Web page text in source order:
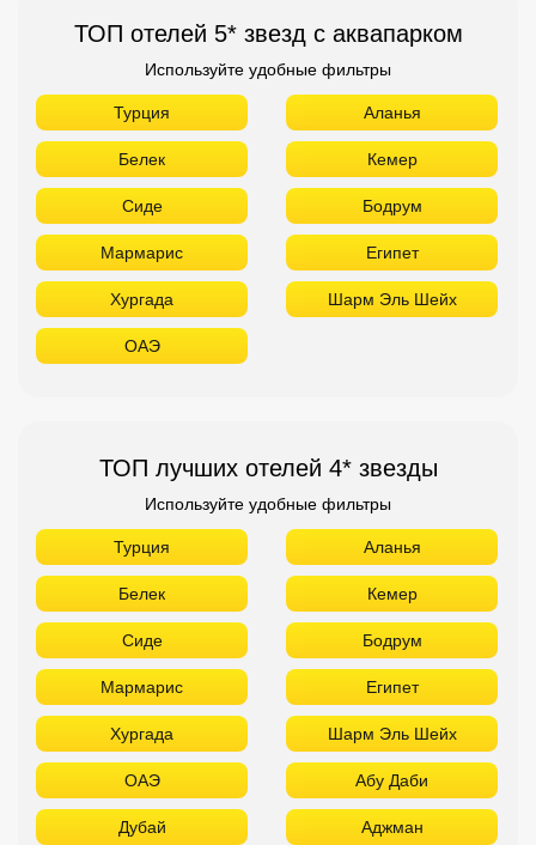
ТОП отелей 5* звезд с аквапарком
Используйте удобные фильтры
Турция Аланья
Белек Кемер
Сиде Бодрум
Мармарис Египет
Хургада Шарм Эль Шейх
ОАЭ
ТОП лучших отелей 4* звезды
Используйте удобные фильтры
Турция Аланья
Белек Кемер
Сиде Бодрум
Мармарис Египет
Хургада Шарм Эль Шейх
ОАЭ Абу Даби
Дубай Аджман